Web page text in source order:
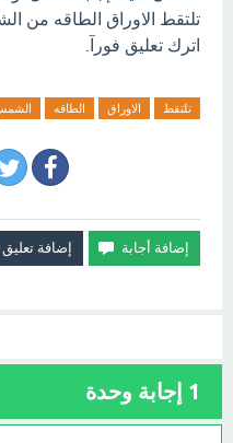
تلتقط الاوراق الطاقه من
اترك تعليق فورآ.
تلتقط الاوراق الطاقه
1 إجابة وحدة